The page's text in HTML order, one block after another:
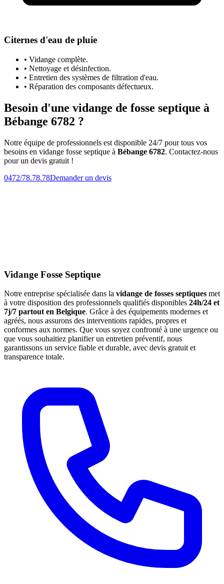
Citernes d'eau de pluie
• Vidange complète.
• Nettoyage et désinfection.
• Entretien des systèmes de filtration d'eau.
• Réparation des composants défectueux.
Besoin d'une vidange de fosse septique à
Bébange 6782 ?
Notre équipe de professionnels est disponible 24/7 pour tous vos
besoins en vidange fosse septique à Bébange 6782. Contactez-nous
pour un devis gratuit !
0472/78.78.78Demander un devis
Vidange Fosse Septique
Notre entreprise spécialisée dans la vidange de fosses septiques met
à votre disposition des professionnels qualifiés disponibles 24h/24 et
7j/7 partout en Belgique. Grâce à des équipements modernes et
agréés, nous assurons des interventions rapides, propres et
conformes aux normes. Que vous soyez confronté à une urgence ou
que vous souhaitiez planifier un entretien préventif, nous
garantissons un service fiable et durable, avec devis gratuit et
transparence totale.